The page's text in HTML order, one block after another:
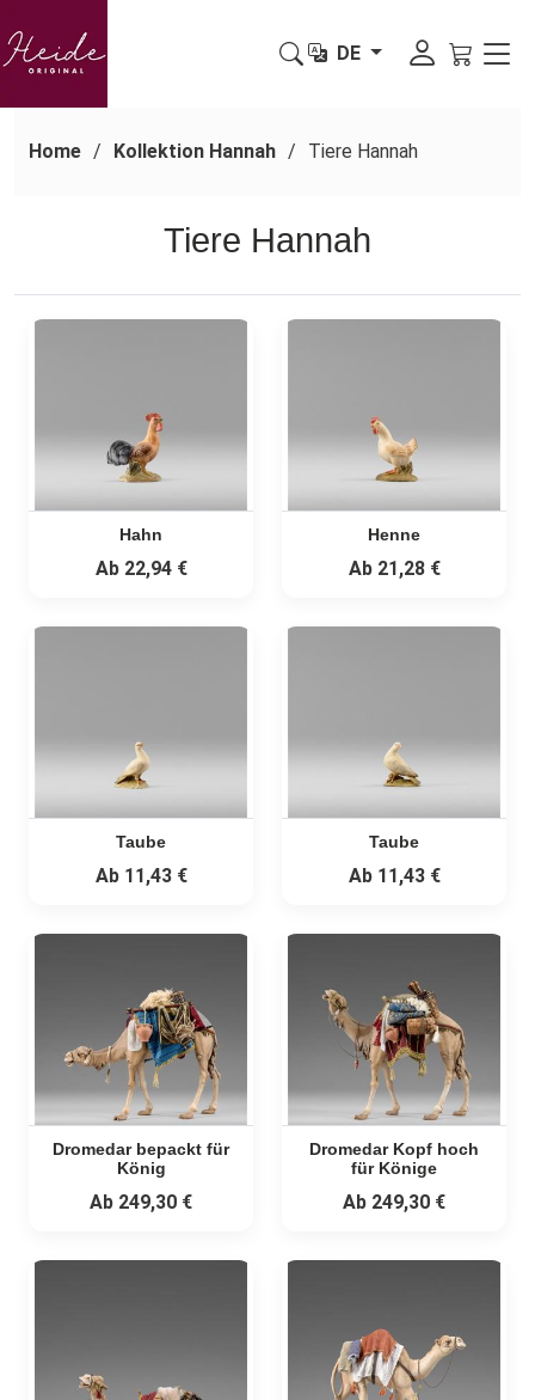
DE
Home Kollektion Hannah Tiere Hannah
Tiere Hannah
Hahn
Ab22,94 €
Henne
Ab21,28 €
Taube
Ab11,43 €
Taube
Ab11,43 €
Dromedar bepackt für
König
Ab 249,30 €
Dromedar Kopf hoch
für Könige
Ab 249,30 €